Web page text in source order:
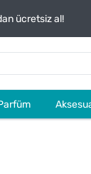
ücretsiz al!